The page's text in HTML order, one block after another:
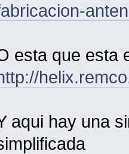
esta que esta
aqui hay una